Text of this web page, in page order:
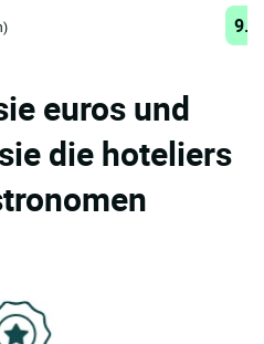
euros und
die hoteliers